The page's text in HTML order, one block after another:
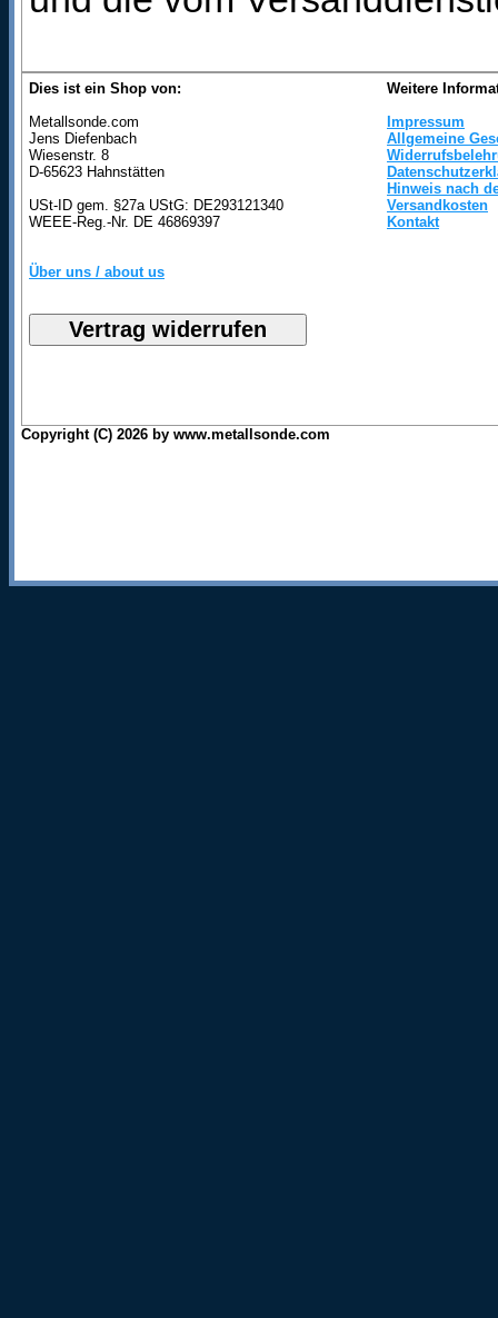
Dies ist ein Shop von:
Metallsonde.com
Jens Diefenbach
Wiesenstr. 8
D-65623 Hahnstätten
USt-ID gem. §27a UStG: DE293121340
WEEE-Reg.-Nr. DE 46869397
Über uns / about us
Weitere
Impressum
Allgemeine
Hinweis nach
Versandkosten
Kontakt
Copyright (C) 2026 by www.metallsonde.com